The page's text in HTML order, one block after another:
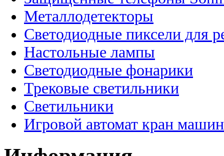
Металлодетекторы
Светодиодные пиксели для
Настольные лампы
Светодиодные фонарики
Трековые светильники
Светильники
Игровой автомат кран